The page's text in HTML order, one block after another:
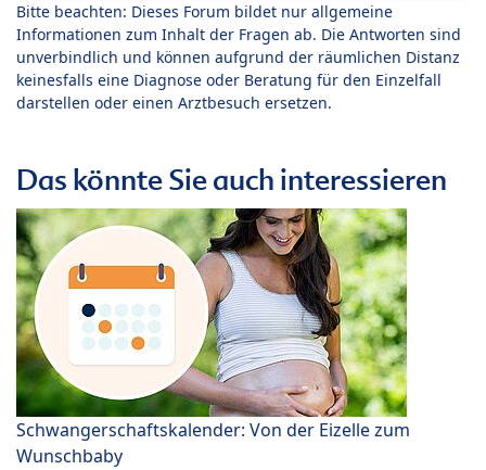
Bitte beachten: Dieses Forum bildet nur allgemeine
Informationen zum Inhalt der Fragen ab. Die Antworten sind
unverbindlich und können aufgrund der räumlichen Distanz
keinesfalls eine Diagnose oder Beratung für den Einzelfall
darstellen oder einen Arztbesuch ersetzen.
Das könnte Sie auch interessieren
Schwangerschaftskalender: Von der Eizelle zum
Wunschbaby